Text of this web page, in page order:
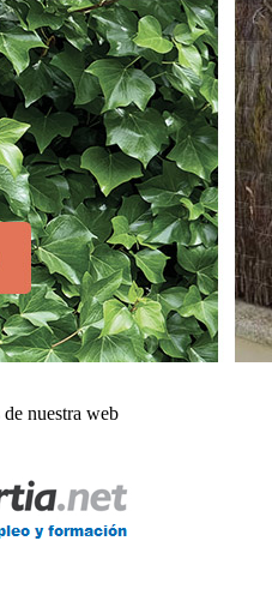
nuestra web